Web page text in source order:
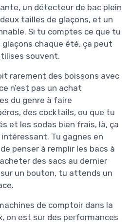
un détecteur de bac plein
tailles de glaçons, et un
Si tu comptes ce que tu
glaçons chaque été, ça peut
souvent.
rarement des boissons avec
n’est pas un achat
du genre à faire
des cocktails, ou que tu
et les sodas bien frais, là, ça
Tu gagnes en
penser à remplir les bacs à
des sacs au dernier
un bouton, tu attends un
de comptoir dans la
on est sur des performances